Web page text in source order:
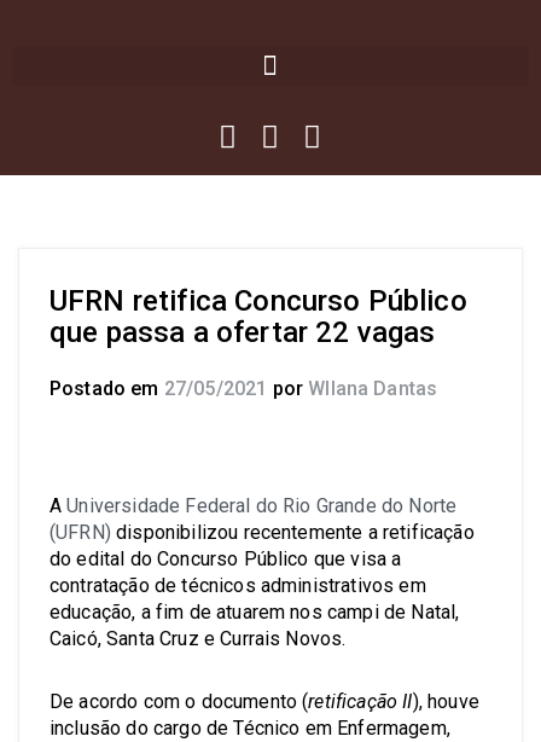
UFRN retifica Concurso Público
que passa a ofertar 22 vagas
Postado em 27/05/2021 por Wllana Dantas
AUniversidade Federal do Rio Grande do Norte
(UFRN) disponibilizou recentemente a retificação
do edital do Concurso Público que visa a
contratação de técnicos administrativos em
educação, a fim de atuarem nos campi de Natal,
Caicó, Santa Cruz e Currais Novos.
De acordo com o documento (retificação II), houve
inclusão do cargo de Técnico em Enfermagem,